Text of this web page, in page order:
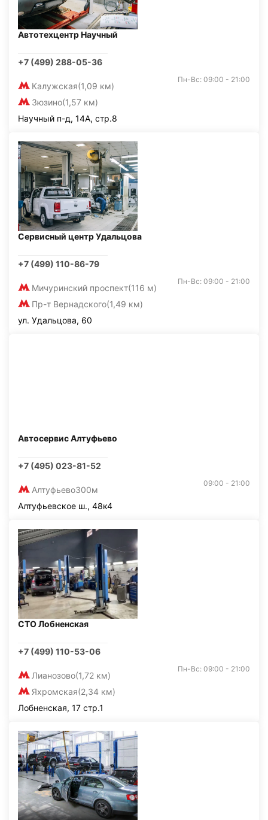
Автотехцентр Научный
+7 (499) 288-05-36
Калужская(1,09 км)
Зюзино(1,57 км)
Пн-Вс: 09:00 - 21:00
Научный п-д, 14А, стр.8
Сервисный центр Удальцова
+7 (499) 110-86-79
Мичуринский проспект(116 м)
Пр-т Вернадского(1,49 км)
Пн-Вс: 09:00 - 21:00
ул. Удальцова, 60
Автосервис Алтуфьево
+7 (495) 023-81-52
Алтуфьево300м
09:00 - 21:00
Алтуфьевское ш., 48к4
СТО Лобненская
+7 (499) 110-53-06
Лианозово(1,72 км)
Яхромская(2,34 км)
Пн-Вс: 09:00 - 21:00
Лобненская, 17 стр.1